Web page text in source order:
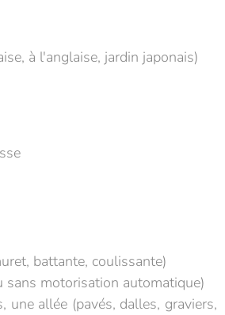
à l'anglaise, jardin japonais)
battante, coulissante)
sans motorisation automatique)
une allée (pavés, dalles, graviers,